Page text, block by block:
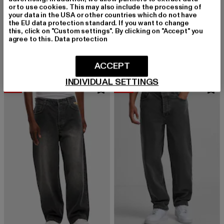
HOMEBOY
X-Tra Monster
HOMEBOY
x-tra MONSTER GOTHIC
68,19 EUR
Derzeitiger Preis: 68,19 EUR
109,99 EURAktionspreis:
-40%
or to use cookies. This may also include the processing of
your data in the USA or other countries which do not have
the EU data protection standard. If you want to change
this, click on "Custom settings". By clicking on "Accept" you
agree to this. Data protection
INDIVIDUAL SETTINGS
ACCEPT